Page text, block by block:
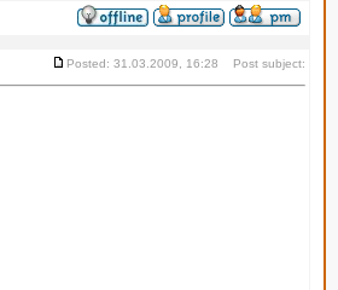
Posted: 31.03.2009, 16:28 Post subject: